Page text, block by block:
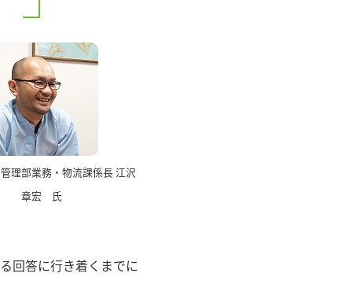
理部業務・物流課係長 江沢
章宏 氏
回答に行き着くまでに